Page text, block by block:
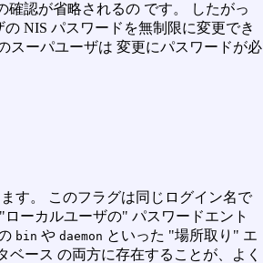
確認が省略されるの です。 したがっ
NIS パスワードを無制限に変更でき
スーパユーザは 変更にパスワードが必
す。 このフラグは同じログイン名で
ーカルユーザの" パスワードエント
bin や daemon といった "場所取り" エ
ース の両方に存在することが、よく